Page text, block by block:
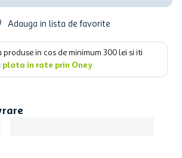
Adauga in lista de favorite
produse in cos de minimum 300 lei si iti
plata in rate prin Oney